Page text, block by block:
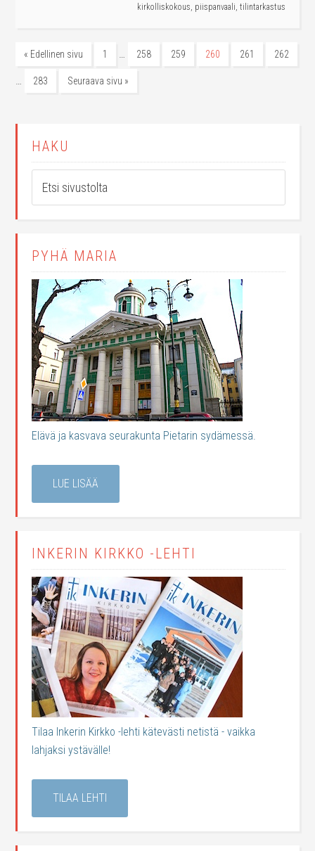
kirkolliskokous, piispanvaali, tilintarkastus
« Edellinen sivu 1 … 258 259 260 261 262
… 283 Seuraava sivu »
HAKU
PYHÄ MARIA
Elävä ja kasvava seurakunta Pietarin sydämessä.
LUE LISÄÄ
INKERIN KIRKKO -LEHTI
Tilaa Inkerin Kirkko -lehti kätevästi netistä - vaikka
lahjaksi ystävälle!
TILAA LEHTI